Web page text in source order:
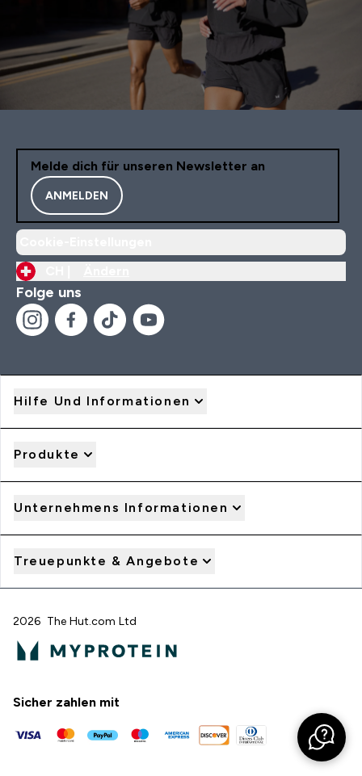
Melde dich für unseren Newsletter an
ANMELDEN
Folge uns
Hilfe Und Informationen
Produkte
Unternehmens Informationen
Treuepunkte & Angebote
2026 The Hut.com Ltd
Sicher zahlen mit